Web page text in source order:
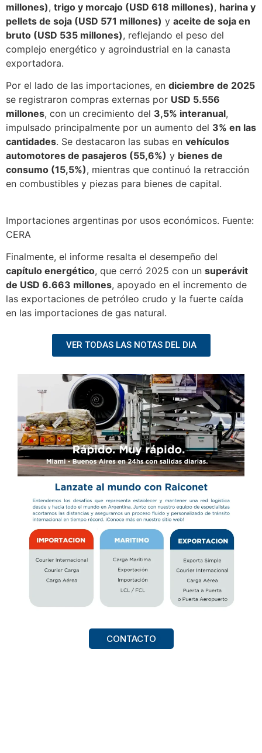
millones), trigo y morcajo (USD 618 millones), harina y
pellets de soja (USD 571 millones) y aceite de soja en
bruto (USD 535 millones), reflejando el peso del
complejo energético y agroindustrial en la canasta
exportadora.
Por el lado de las importaciones, en diciembre de 2025
se registraron compras externas por USD 5.556
millones, con un crecimiento del 3,5% interanual,
impulsado principalmente por un aumento del 3% en las
cantidades. Se destacaron las subas en vehículos
automotores de pasajeros (55,6%) y bienes de
consumo (15,5%), mientras que continuó la retracción
en combustibles y piezas para bienes de capital.
Importaciones argentinas por usos económicos. Fuente:
CERA
Finalmente, el informe resalta el desempeño del
capítulo energético, que cerró 2025 con un superávit
de USD 6.663 millones, apoyado en el incremento de
las exportaciones de petróleo crudo y la fuerte caída
en las importaciones de gas natural.
VER TODAS LAS NOTAS DEL DIA
CONTACTO